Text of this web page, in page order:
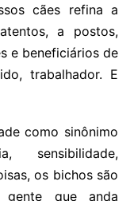
cães refina a
a postos,
e beneficiários de
trabalhador. E
como sinônimo
sensibilidade,
os bichos são
que anda